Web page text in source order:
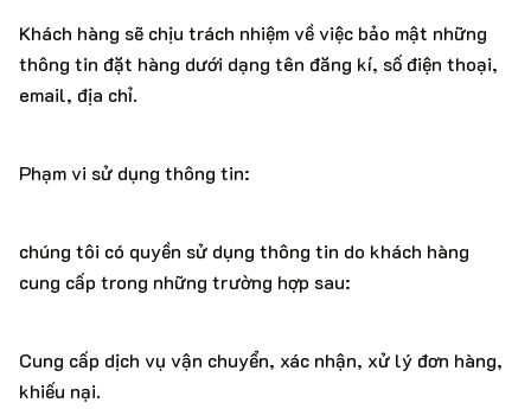
Khách hàng sẽ chịu trách nhiệm về việc bảo mật những
thông tin đặt hàng dưới dạng tên đăng kí, số điện thoại,
email, địa chỉ.
Phạm vi sử dụng thông tin:
chúng tôi có quyền sử dụng thông tin do khách hàng
cung cấp trong những trường hợp sau:
Cung cấp dịch vụ vận chuyển, xác nhận, xử lý đơn hàng,
khiếu nại.